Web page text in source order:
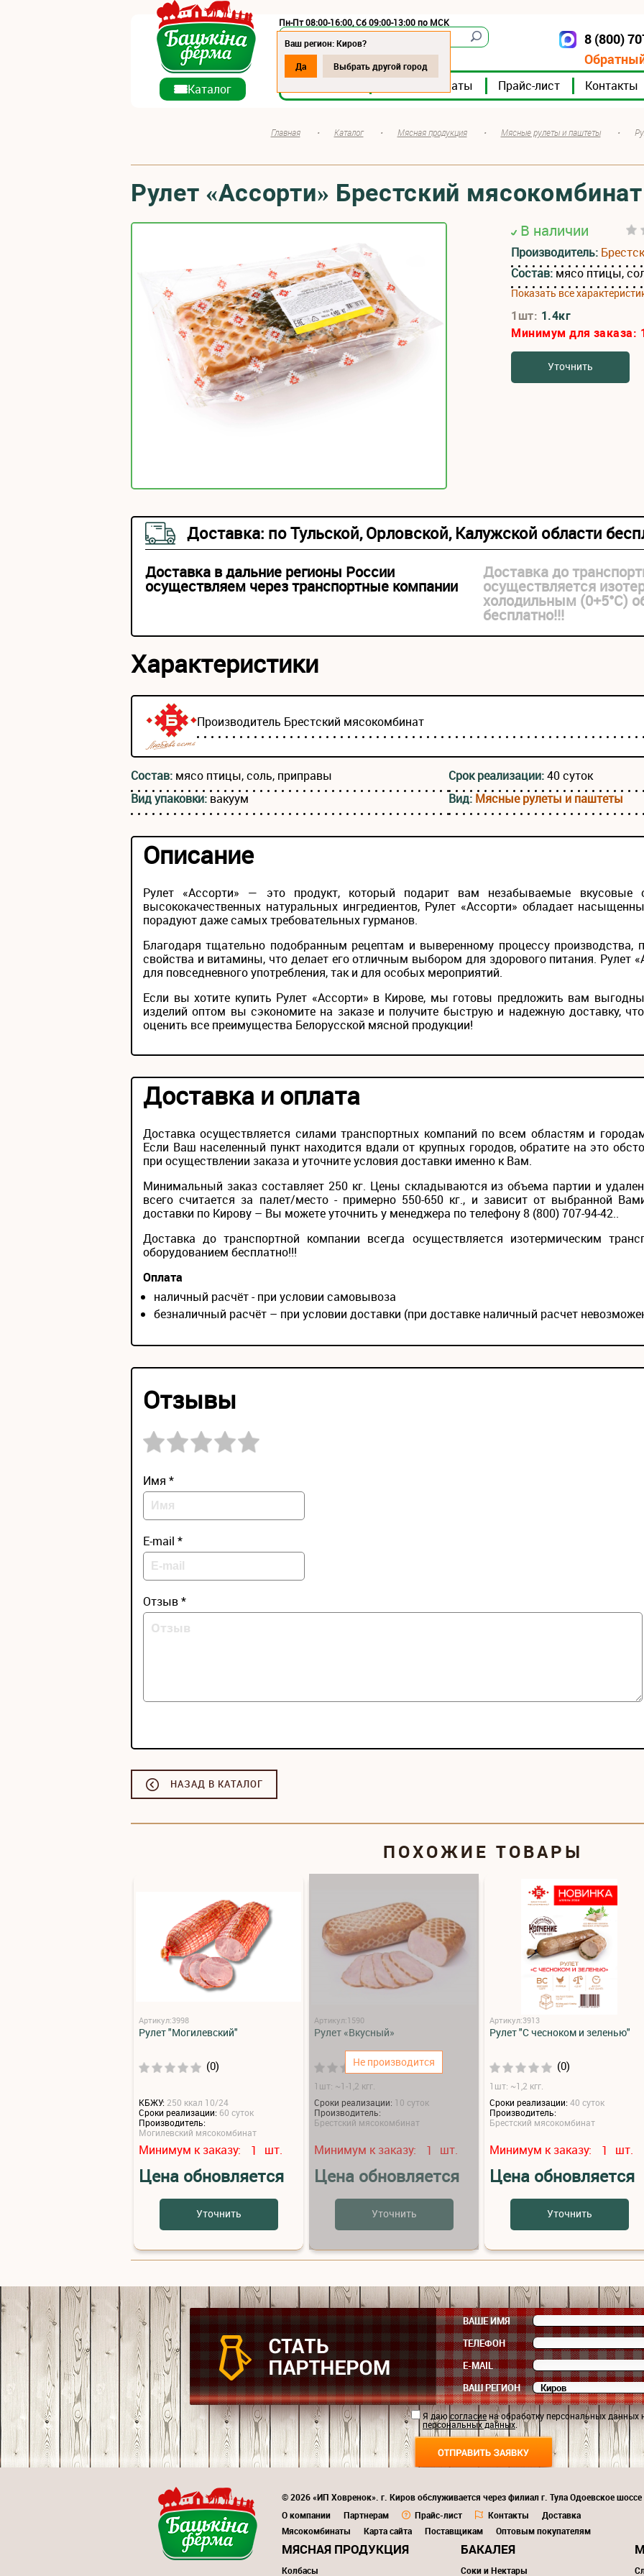
Пн-Пт 08:00-16:00, Сб 09:00-13:00 по МСК
Мясокомбинаты Прайс-лист Контакты
8 (800)
Ваш регион: Киров?
Да
Выбрать другой город
Каталог
Главная • Каталог • Мясная продукция • Мясные рулеты и паштеты •
Рулет «Ассорти» Брестский мясокомбинат
В наличии
Производитель:
Состав: мясо птицы,
Показать все
1шт: 1.4кг
Минимум для заказа:
Уточнить
Доставка: по Тульской, Орловской, Калужской области
Доставка в дальние регионы России
осуществляем через транспортные компании
Доставка до
осуществляется
холодильным (0+5°С)
бесплатно!!!
Характеристики
Производитель Брестский мясокомбинат
Состав: мясо птицы, соль, приправы Срок реализации:40 суток
Вид упаковки: вакуум Вид: Мясные рулеты и паштеты
Описание
Рулет «Ассорти» — это продукт, который подарит вам незабываемые вкусовые
высококачественных натуральных ингредиентов, Рулет «Ассорти» обладает
порадуют даже самых требовательных гурманов.
Благодаря тщательно подобранным рецептам и выверенному процессу производства,
свойства и витамины, что делает его отличным выбором для здорового питания. Рулет
для повседневного употребления, так и для особых мероприятий.
Если вы хотите купить Рулет «Ассорти» в Кирове, мы готовы предложить вам
изделий оптом вы сэкономите на заказе и получите быструю и надежную доставку,
оценить все преимущества Белорусской мясной продукции!
Доставка и оплата
Доставка осуществляется силами транспортных компаний по всем областям и
Если Ваш населенный пункт находится вдали от крупных городов, обратите на это
при осуществлении заказа и уточните условия доставки именно к Вам.
Минимальный заказ составляет 250 кг. Цены складываются из объема партии и
всего считается за палет/место - примерно 550-650 кг., и зависит от выбранной
доставки по Кирову – Вы можете уточнить у менеджера по телефону 8 (800) 707-94-42..
Доставка до транспортной компании всегда осуществляется изотермическим
оборудованием бесплатно!!!
Оплата
наличный расчёт - при условии самовывоза
безналичный расчёт – при условии доставки (при доставке наличный расчет
Отзывы
Имя *
E-mail *
Отзыв *
НАЗАД В КАТАЛОГ
ПОХОЖИЕ ТОВАРЫ
Артикул:3998
Рулет "Могилевский"
(0)
КБЖУ: 250 ккал 10/24
Сроки реализации: 60 суток
Производитель:
Могилевский мясокомбинат
Минимум к заказу: 1 шт.
Цена обновляется
Уточнить
Не производится
Артикул:1590
Рулет «Вкусный»
(0)
1шт: ~1-1,2 кгг.
Сроки реализации: 10 суток
Производитель:
Брестский мясокомбинат
Минимум к заказу: 1 шт.
Цена обновляется
Уточнить
Артикул:3913
Рулет "С чесноком и зеленью"
(0)
1шт: ~1,2 кгг.
Сроки реализации:40 суток
Производитель:
Брестский мясокомбинат
Минимум к заказу: 1 шт.
Цена обновляется
Уточнить
ВАШЕ ИМЯ
ТЕЛЕФОН
E-MAIL
ВАШ РЕГИОН
Я даюсогласиена обработку персональных данных
персональных данных.
© 2026 «ИП Ховренок». г. Киров обслуживается через филиал г. Тула Одоевское
О компании
Партнерам Прайс-лист Контакты
Доставка
Мясокомбинаты
Карта сайта Поставщикам Оптовым покупателям
МЯСНАЯ ПРОДУКЦИЯ
Колбасы
БАКАЛЕЯ
Соки и Нектары